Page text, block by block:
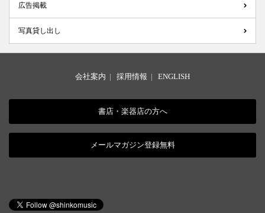
広告掲載
写真貸し出し
会社案内 | 採用情報 | ENGLISH
書店・楽器店の方へ
メールマガジン登録無料